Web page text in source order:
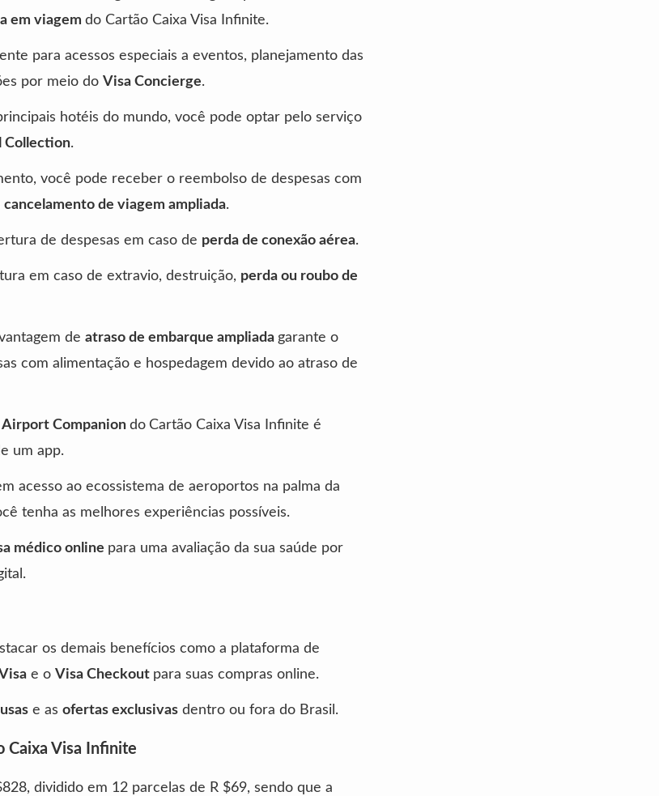
em viagem do Cartão Caixa Visa Infinite.
para acessos especiais a eventos, planejamento das
por meio do Visa Concierge.
hotéis do mundo, você pode optar pelo serviço
Collection.
você pode receber o reembolso de despesas com
cancelamento de viagem ampliada.
de despesas em caso de perda de conexão aérea.
em caso de extravio, destruição, perda ou roubo de
de atraso de embarque ampliada garante o
com alimentação e hospedagem devido ao atraso de
Airport Companion do Cartão Caixa Visa Infinite é
um app.
acesso ao ecossistema de aeroportos na palma da
tenha as melhores experiências possíveis.
médico online para uma avaliação da sua saúde por
os demais benefícios como a plataforma de
e o Visa Checkout para suas compras online.
e as ofertas exclusivas dentro ou fora do Brasil.
Caixa Visa Infinite
dividido em 12 parcelas de R $69, sendo que a